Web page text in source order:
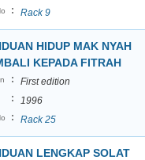
: Rack 9
HIDUP MAK NYAH
KEPADA FITRAH
: First edition
: 1996
: Rack 25
LENGKAP SOLAT